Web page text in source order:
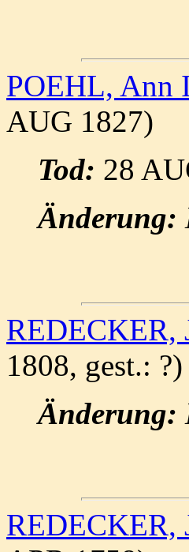
POEHL, Ann
AUG 1827)
Tod: 28
Änderung:
REDECKER,
1808, gest.: ?)
Änderung:
REDECKER,